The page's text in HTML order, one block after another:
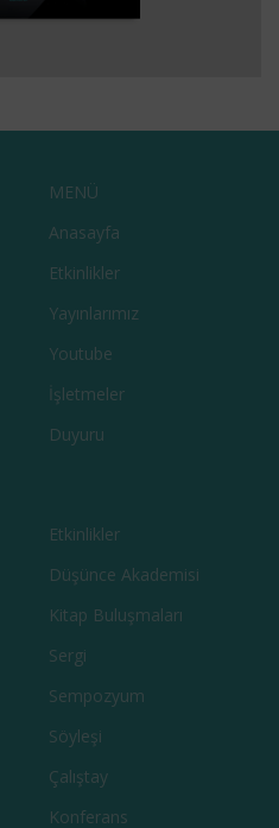
BARAK OZANININ
MENÜ
Anasayfa
Etkinlikler
Yayınlarımız
Youtube
İşletmeler
Duyuru
Etkinlikler
Düşünce Akademisi
Kitap Buluşmaları
Sergi
Sempozyum
Söyleşi
Çalıştay
Konferans